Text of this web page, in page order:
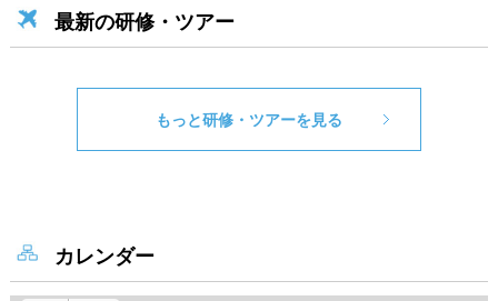
最新の研修・ツアー
もっと研修・ツアーを見る
カレンダー